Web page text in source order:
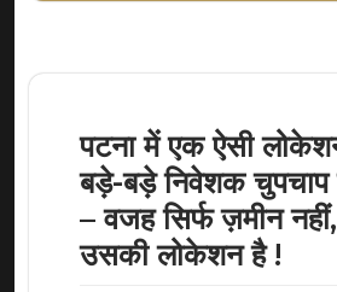
पटना में एक ऐसी
बड़े-बड़े निवेशक चुपचाप
– वजह सिर्फ ज़मीन
उसकी लोकेशन है !